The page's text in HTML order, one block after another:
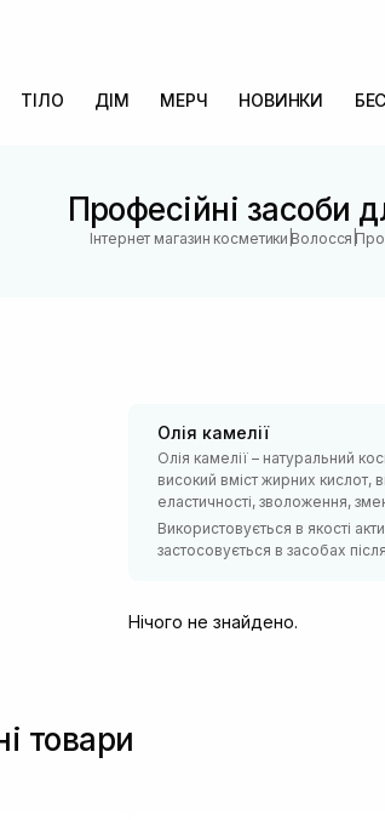
ТІЛО ДІМ МЕРЧ НОВИНКИ
Професійні засоби
Інтернет магазин косметики |Волосся |
Олія камелії
Олія камелії – натуральний
високий вміст жирних кислот,
еластичності, зволоження,
Використовується в якості
застосовується в засобах
Нічого не знайдено.
товари